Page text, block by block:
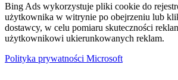
Bing Ads wykorzystuje pliki cookie do
użytkownika w witrynie po obejrzeniu lub
dostawcy, w celu pomiaru skuteczności
użytkownikowi ukierunkowanych reklam.
Polityka prywatności Microsoft